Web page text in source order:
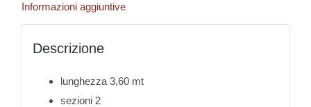
Informazioni aggiuntive
Descrizione
lunghezza 3,60 mt
sezioni 2